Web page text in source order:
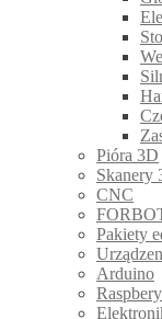
Pióra 3D
Skanery
CNC
Pakiety
Arduino